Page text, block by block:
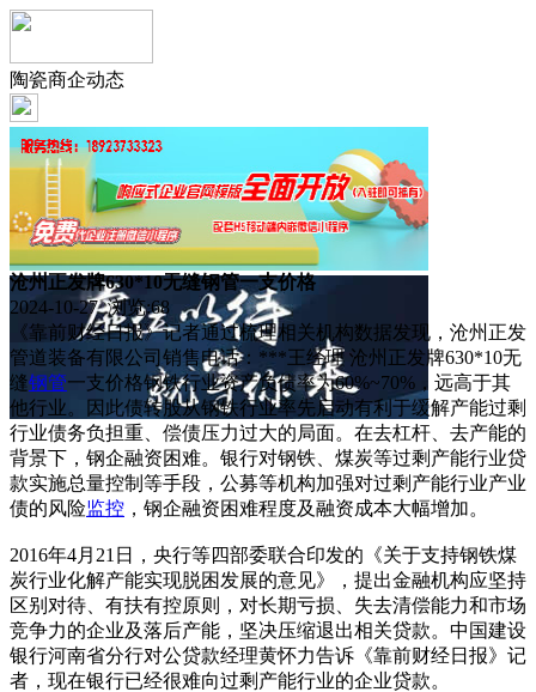
陶瓷商企动态
沧州正发牌630*10无缝钢管一支价格
2024-10-27 浏览:68
《靠前财经日报》记者通过梳理相关机构数据发现，沧州正发
管道装备有限公司销售电话：***王经理 沧州正发牌630*10无
缝钢管一支价格钢铁行业资产负债率为60%~70%，远高于其
他行业。因此债转股从钢铁行业率先启动有利于缓解产能过剩
行业债务负担重、偿债压力过大的局面。在去杠杆、去产能的
背景下，钢企融资困难。银行对钢铁、煤炭等过剩产能行业贷
款实施总量控制等手段，公募等机构加强对过剩产能行业产业
债的风险监控 ，钢企融资困难程度及融资成本大幅增加。
2016年4月21日，央行等四部委联合印发的《关于支持钢铁煤
炭行业化解产能实现脱困发展的意见》，提出金融机构应坚持
区别对待、有扶有控原则，对长期亏损、失去清偿能力和市场
竞争力的企业及落后产能，坚决压缩退出相关贷款。中国建设
银行河南省分行对公贷款经理黄怀力告诉《靠前财经日报》记
者，现在银行已经很难向过剩产能行业的企业贷款。